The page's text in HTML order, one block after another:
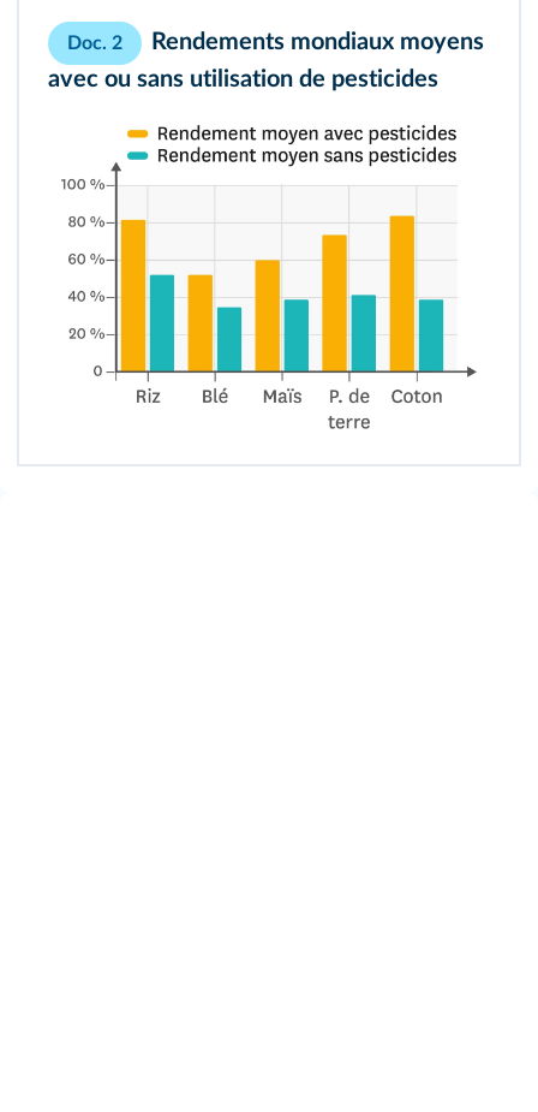
Doc. 2
Rendements mondiaux moyens
avec ou sans utilisation de pesticides